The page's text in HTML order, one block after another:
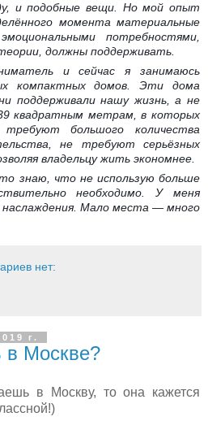
и подобные вещи. Но мой опыт
момента материальные
потребностями,
должны поддерживать.
и сейчас я занимаюсь
компактных домов. Эти дома
поддерживали нашу жизнь, а не
квадратным метрам, в которых
большого количества
не требуют серьёзных
владельцу жить экономнее.
знаю, что не использую больше
необходимо. У меня
Мало места — много
нет:
г.
в Москве?
в Москву, то она кажется